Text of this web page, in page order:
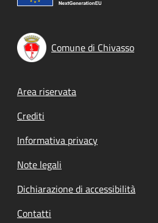
Comune di Chivasso
Footer menu
Area riservata
Crediti
Informativa privacy
Note legali
Dichiarazione di accessibilità
Contatti